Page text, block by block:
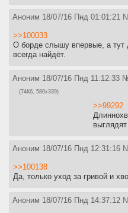
Аноним 18/07/16 Пнд 01:01:21
>>100033
О борде слышу впервые, а тут
всегда найдёт.
Аноним 18/07/16 Пнд 11:12:33
(74Кб, 580x339)
>>99292
выглядят
Аноним 18/07/16 Пнд 12:31:16
>>100138
Да, только уход за гривой и
Аноним 18/07/16 Пнд 14:37:12